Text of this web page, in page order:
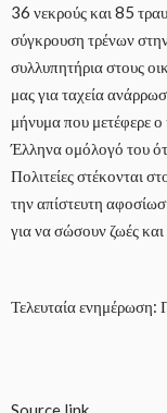
36 νεκρούς και 85
σύγκρουση τρένων
συλλυπητήρια στους
μας για ταχεία
μήνυμα που μετέφερε
Έλληνα ομόλογό του
Πολιτείες στέκονται
την απίστευτη
για να σώσουν ζωές και
Τελευταία